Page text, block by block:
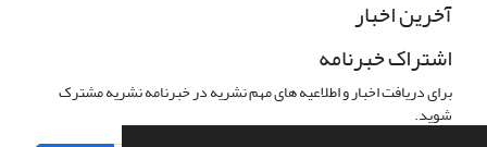
آخرین اخبار
اشتراک خبرنامه
برای دریافت اخبار و اطلاعیه های مهم نشریه در خبرنامه نشریه مشترک
شوید.